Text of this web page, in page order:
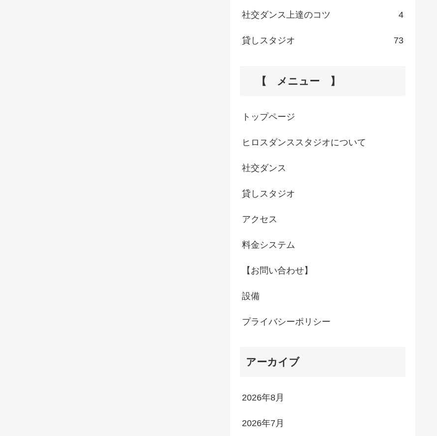
社交ダンス上達のコツ 4
貸しスタジオ 73
【 メニュー 】
トップページ
ヒロスダンススタジオについて
社交ダンス
貸しスタジオ
アクセス
料金システム
【お問い合わせ】
設備
プライバシーポリシー
アーカイブ
2026年8月
2026年7月